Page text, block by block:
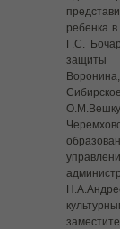
----
----
----
--
----
ребенка
Г.С.
защиты